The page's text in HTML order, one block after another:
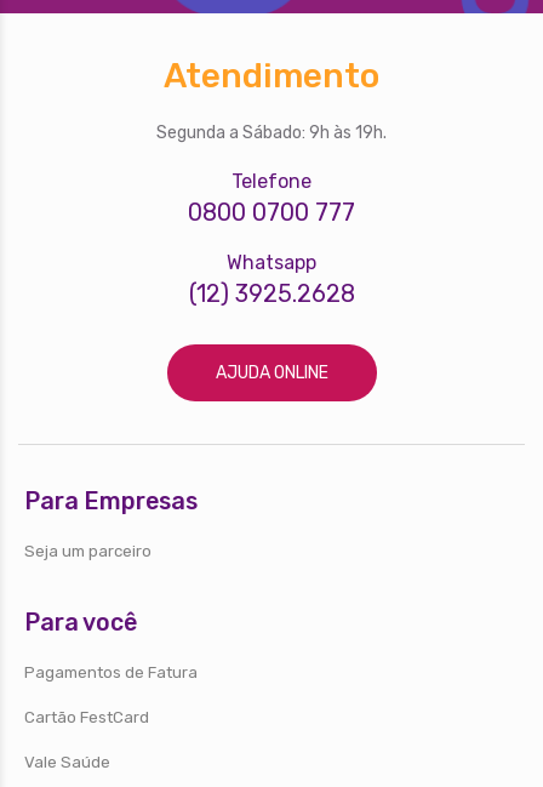
Atendimento
Segunda a Sábado: 9h às 19h.
Telefone
0800 0700 777
Whatsapp
(12) 3925.2628
AJUDA ONLINE
Para Empresas
Seja um parceiro
Para você
Pagamentos de Fatura
Cartão FestCard
Vale Saúde